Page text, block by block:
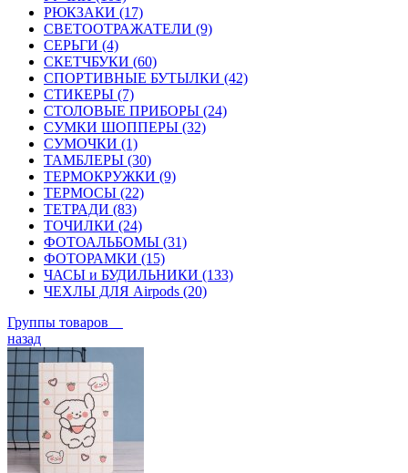
РЮКЗАКИ (17)
СВЕТООТРАЖАТЕЛИ (9)
СЕРЬГИ (4)
СКЕТЧБУКИ (60)
СПОРТИВНЫЕ БУТЫЛКИ (42)
СТИКЕРЫ (7)
СТОЛОВЫЕ ПРИБОРЫ (24)
СУМКИ ШОППЕРЫ (32)
СУМОЧКИ (1)
ТАМБЛЕРЫ (30)
ТЕРМОКРУЖКИ (9)
ТЕРМОСЫ (22)
ТЕТРАДИ (83)
ТОЧИЛКИ (24)
ФОТОАЛЬБОМЫ (31)
ФОТОРАМКИ (15)
ЧАСЫ и БУДИЛЬНИКИ (133)
ЧЕХЛЫ ДЛЯ Airpods (20)
Группы товаров
назад